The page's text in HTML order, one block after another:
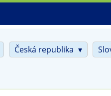
Česká republika